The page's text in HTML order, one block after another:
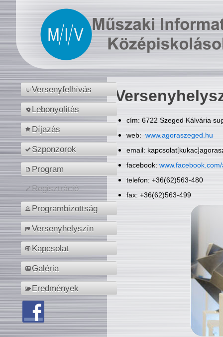
Versenyfelhívás
Lebonyolítás
Díjazás
Szponzorok
Program
Regisztráció
Programbizottság
Versenyhelyszín
Kapcsolat
Galéria
Eredmények
cím: 6722 Szeged Kálvária
web: www.agoraszeged.hu
email:
facebook:
telefon: +36(62)563-480
fax: +36(62)563-499